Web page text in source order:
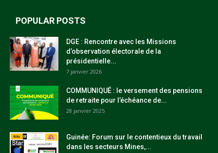
POPULAR POSTS
DGE : Rencontre avec les Missions
d’observation électorale de la
présidentielle...
7 janvier 2026
COMMUNIQUÉ : le versement des pensions
de retraite pour l’échéance de...
28 janvier 2025
Guinée: Forum sur le contentieux du travail
dans les secteurs Mines,...